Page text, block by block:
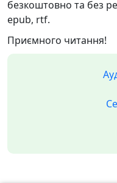
безкоштовно та без
epub, rtf.
Приємного читання!